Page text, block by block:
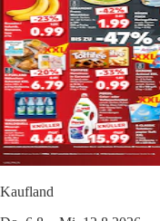
Kaufland